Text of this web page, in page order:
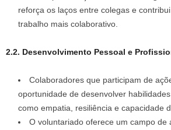
reforça os laços entre colegas e
trabalho mais colaborativo.
2.2. Desenvolvimento Pessoal e
Colaboradores que participam de
oportunidade de desenvolver
como empatia, resiliência e capacidade
O voluntariado oferece um campo de